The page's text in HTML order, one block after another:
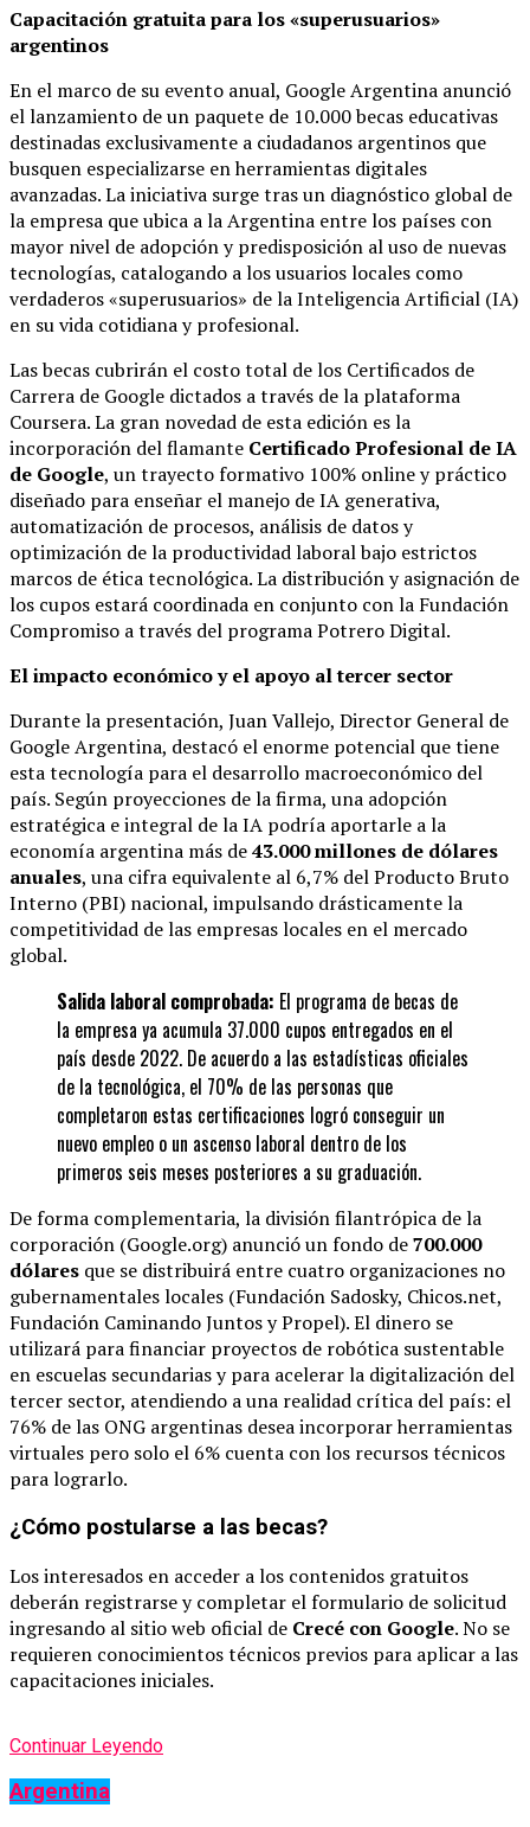
Capacitación gratuita para los «superusuarios»
argentinos
En el marco de su evento anual, Google Argentina anunció
el lanzamiento de un paquete de 10.000 becas educativas
destinadas exclusivamente a ciudadanos argentinos que
busquen especializarse en herramientas digitales
avanzadas.La iniciativa surge tras un diagnóstico global de
la empresa que ubica a la Argentina entre los países con
mayor nivel de adopción y predisposición al uso de nuevas
tecnologías, catalogando a los usuarios locales como
verdaderos «superusuarios» de la Inteligencia Artificial (IA)
en su vida cotidiana y profesional.
Las becas cubrirán el costo total de los Certificados de
Carrera de Google dictados a través de la plataforma
Coursera. La gran novedad de esta edición es la
incorporación del flamante Certificado Profesional de IA
de Google, un trayecto formativo 100% online y práctico
diseñado para enseñar el manejo de IA generativa,
automatización de procesos, análisis de datos y
optimización de la productividad laboral bajo estrictos
marcos de ética tecnológica. La distribución y asignación de
los cupos estará coordinada en conjunto con la Fundación
Compromiso a través del programa Potrero Digital.
El impacto económico y el apoyo al tercer sector
Durante la presentación, Juan Vallejo, Director General de
Google Argentina, destacó el enorme potencial que tiene
esta tecnología para el desarrollo macroeconómico del
país. Según proyecciones de la firma, una adopción
estratégica e integral de la IA podría aportarle a la
economía argentina más de43.000 millones de dólares
anuales, una cifra equivalente al 6,7% del Producto Bruto
Interno (PBI) nacional, impulsando drásticamente la
competitividad de las empresas locales en el mercado
global.
Salida laboral comprobada: El programa de becas de
la empresa ya acumula 37.000 cupos entregados en el
país desde 2022. De acuerdo a las estadísticas oficiales
de la tecnológica, el 70% de las personas que
completaron estas certificaciones logró conseguir un
nuevo empleo o un ascenso laboral dentro de los
primeros seis meses posteriores a su graduación.
De forma complementaria, la división filantrópica de la
corporación (Google.org) anunció un fondo de700.000
dólares que se distribuirá entre cuatro organizaciones no
gubernamentales locales (Fundación Sadosky, Chicos.net,
Fundación Caminando Juntos y Propel).El dinero se
utilizará para financiar proyectos de robótica sustentable
en escuelas secundarias y para acelerar la digitalización del
tercer sector, atendiendo a una realidad crítica del país: el
76% de las ONG argentinas desea incorporar herramientas
virtuales pero solo el 6% cuenta con los recursos técnicos
para lograrlo.
¿Cómo postularse a las becas?
Los interesados en acceder a los contenidos gratuitos
deberán registrarse y completar el formulario de solicitud
ingresando al sitio web oficial de Crecé con Google. No se
requieren conocimientos técnicos previos para aplicar a las
capacitaciones iniciales.
Continuar Leyendo
Argentina